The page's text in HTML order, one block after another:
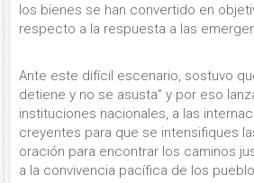
los bienes se han convertido en
respecto a la respuesta a las
Ante este difícil escenario, sostuvo
detiene y no se asusta” y por eso
instituciones nacionales, a las
creyentes para que se intensifiques
oración para encontrar los caminos
a la convivencia pacífica de los